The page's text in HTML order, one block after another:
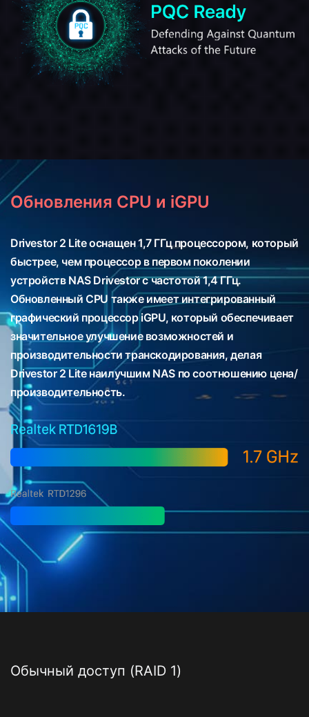
Обновления CPU и iGPU
Drivestor 2 Lite оснащен 1,7 ГГц процессором, который
быстрее, чем процессор в первом поколении
устройств NAS Drivestor с частотой 1,4 ГГц.
Обновленный CPU также имеет интегрированный
графический процессор iGPU, который обеспечивает
значительное улучшение возможностей и
производительности транскодирования, делая
Drivestor 2 Lite наилучшим NAS по соотношению цена/
производительность.
Обычный доступ (RAID 1)